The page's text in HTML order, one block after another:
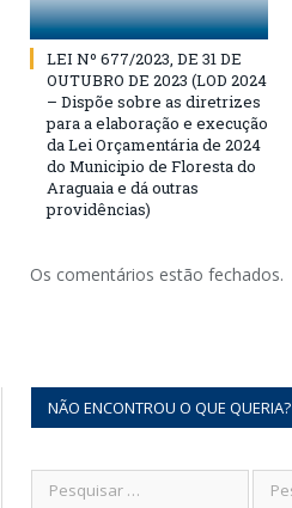
LEI Nº 677/2023, DE 31 DE
OUTUBRO DE 2023 (LOD 2024
– Dispõe sobre as diretrizes
para a elaboração e execução
da Lei Orçamentária de 2024
do Municipio de Floresta do
Araguaia e dá outras
providências)
Os comentários estão fechados.
NÃO ENCONTROU O QUE QUERIA?